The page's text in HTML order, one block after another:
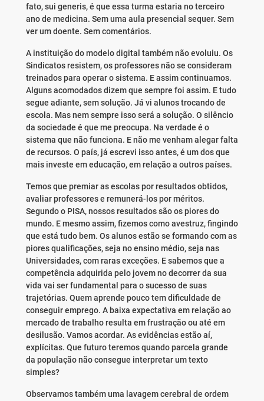
fato, sui generis, é que essa turma estaria no terceiro
ano de medicina. Sem uma aula presencial sequer. Sem
ver um doente. Sem comentários.
A instituição do modelo digital também não evoluiu. Os
Sindicatos resistem, os professores não se consideram
treinados para operar o sistema. E assim continuamos.
Alguns acomodados dizem que sempre foi assim. E tudo
segue adiante, sem solução. Já vi alunos trocando de
escola. Mas nem sempre isso será a solução. O silêncio
da sociedade é que me preocupa. Na verdade é o
sistema que não funciona. E não me venham alegar falta
de recursos. O país, já escrevi isso antes, é um dos que
mais investe em educação, em relação a outros países.
Temos que premiar as escolas por resultados obtidos,
avaliar professores e remunerá-los por méritos.
Segundo o PISA, nossos resultados são os piores do
mundo. E mesmo assim, fizemos como avestruz, fingindo
que está tudo bem. Os alunos estão se formando com as
piores qualificações, seja no ensino médio, seja nas
Universidades, com raras exceções. E sabemos que a
competência adquirida pelo jovem no decorrer da sua
vida vai ser fundamental para o sucesso de suas
trajetórias. Quem aprende pouco tem dificuldade de
conseguir emprego. A baixa expectativa em relação ao
mercado de trabalho resulta em frustração ou até em
desilusão. Vamos acordar. As evidências estão aí,
explícitas. Que futuro teremos quando parcela grande
da população não consegue interpretar um texto
simples?
Observamos também uma lavagem cerebral de ordem